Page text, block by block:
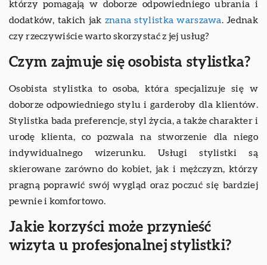
którzy pomagają w doborze odpowiedniego ubrania i
dodatków, takich jak znana stylistka warszawa. Jednak
czy rzeczywiście warto skorzystać z jej usług?
Czym zajmuje się osobista stylistka?
Osobista stylistka to osoba, która specjalizuje się w
doborze odpowiedniego stylu i garderoby dla klientów.
Stylistka bada preferencje, styl życia, a także charakter i
urodę klienta, co pozwala na stworzenie dla niego
indywidualnego wizerunku. Usługi stylistki są
skierowane zarówno do kobiet, jak i mężczyzn, którzy
pragną poprawić swój wygląd oraz poczuć się bardziej
pewnie i komfortowo.
Jakie korzyści może przynieść
wizyta u profesjonalnej stylistki?